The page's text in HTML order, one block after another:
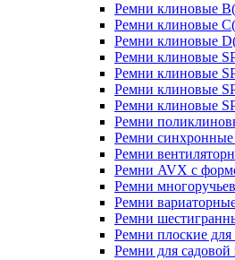
Ремни клиновые
Ремни клиновые
Ремни клиновые
Ремни клиновые
Ремни клиновые
Ремни клиновые
Ремни клиновые
Ремни
Ремни синхронные
Ремни
Ремни AVX с
Ремни
Ремни
Ремни
Ремни плоские для
Ремни для садовой